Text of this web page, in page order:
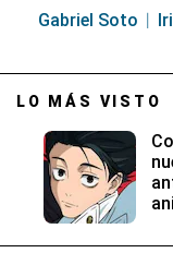
Gabriel Soto
LO MÁS VISTO